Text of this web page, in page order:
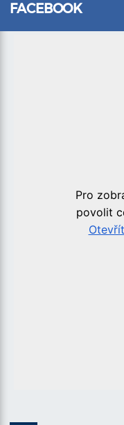
FACEBOOK